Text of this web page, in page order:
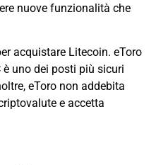
nuove funzionalità che
acquistare Litecoin. eToro
è uno dei posti più sicuri
eToro non addebita
e accetta